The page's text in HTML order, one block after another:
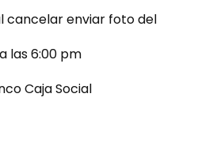
cancelar enviar foto del
las 6:00 pm
Caja Social